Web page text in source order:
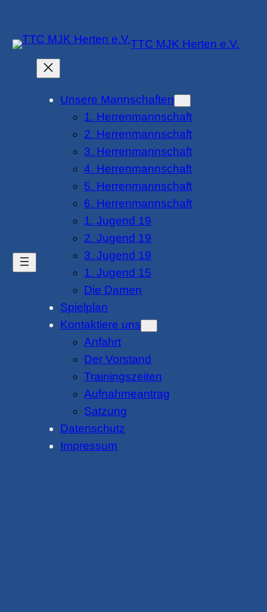
springen
TTC MJK Herten e.V.
Unsere Mannschaften
1. Herrenmannschaft
2. Herrenmannschaft
3. Herrenmannschaft
4. Herrenmannschaft
5. Herrenmannschaft
6. Herrenmannschaft
1. Jugend 19
2. Jugend 19
3. Jugend 19
1. Jugend 15
Die Damen
Spielplan
Kontaktiere uns
Anfahrt
Der Vorstand
Trainingszeiten
Aufnahmeantrag
Satzung
Datenschutz
Impressum